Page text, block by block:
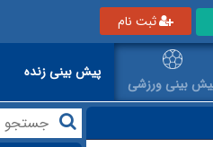
ثبت نام
بینی ورزشی
پیش بینی زنده